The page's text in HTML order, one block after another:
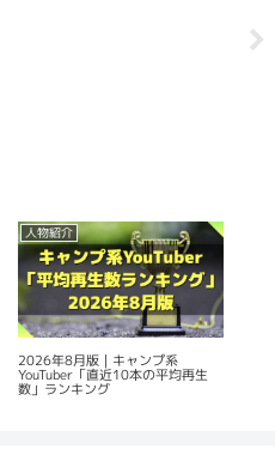
人物紹介
2026年8月版｜キャンプ系
YouTuber「直近10本の平均再生
数」ランキング